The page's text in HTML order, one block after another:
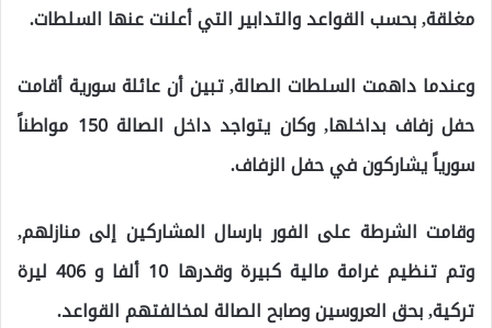
مغلقة, بحسب القواعد والتدابير التي أعلنت عنها السلطات.
وعندما داهمت السلطات الصالة, تبين أن عائلة سورية أقامت
حفل زفاف بداخلها, وكان يتواجد داخل الصالة 150 مواطناً
سورياً يشاركون في حفل الزفاف.
وقامت الشرطة على الفور بارسال المشاركين إلى منازلهم,
وتم تنظيم غرامة مالية كبيرة وقدرها 10 ألفا و 406 ليرة
تركية, بحق العروسين وصابح الصالة لمخالفتهم القواعد.